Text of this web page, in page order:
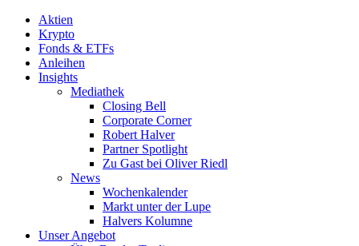
Aktien
Krypto
Fonds & ETFs
Anleihen
Insights
Mediathek
Closing Bell
Corporate Corner
Robert Halver
Partner Spotlight
Zu Gast bei Oliver Riedl
News
Wochenkalender
Markt unter der Lupe
Halvers Kolumne
Unser Angebot